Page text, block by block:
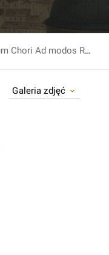
Ephydriadvm Tvscvlanarum Chori Ad modos Romanos Dicti : Cvm Svb Avspiciis [...] Petri Card. Aldobrandini Petrvs Cicilianvs Academicus Parthenius Propositas de vniuersa Philosophia Theses defenderet In Collegio Rom. Societ. Iesv.
Galeria zdjęć